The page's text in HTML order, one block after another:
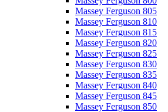
Massey Ferguson 805
Massey Ferguson 810
Massey Ferguson 815
Massey Ferguson 820
Massey Ferguson 825
Massey Ferguson 830
Massey Ferguson 835
Massey Ferguson 840
Massey Ferguson 845
Massey Ferguson 850